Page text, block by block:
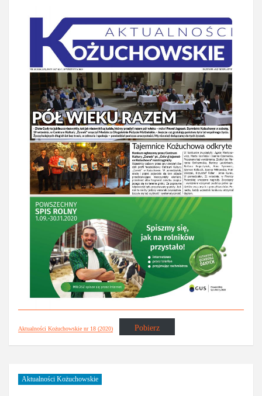
Aktualności Kożuchowskie nr 18 (2020) Pobierz
Aktualności Kożuchowskie